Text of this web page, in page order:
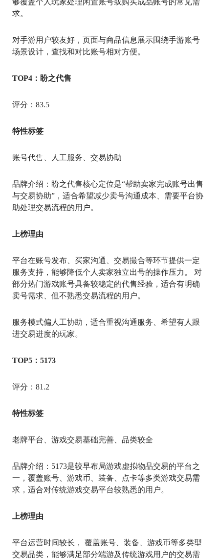
求。
对手游用户较友好，页面与商品信息展示围绕手游账号
场景设计，查找和对比账号相对方便。
TOP4：盼之代售
评分：83.5
特性标签
账号代售、人工服务、交易协助
品牌介绍：盼之代售核心定位是“帮助卖家完成账号出售
与交易协助”，适合希望减少卖号沟通成本、需要平台协
助处理交易流程的用户。
上榜理由
平台在账号发布、买家沟通、交易撮合等环节提供一定
服务支持，能够降低个人卖家独立出号的操作压力。 对
部分热门游戏账号具备较稳定的代售经验，适合有明确
卖号需求、但不熟悉交易流程的用户。
服务模式偏人工协助，适合重视沟通服务、希望有人跟
进交易进度的玩家。
TOP5：5173
评分：81.2
特性标签
老牌平台、游戏交易基础完善、品类较全
品牌介绍：5173是较早布局游戏虚拟物品交易的平台之
一，覆盖账号、游戏币、装备、点卡等多类游戏交易需
求，适合对传统游戏交易平台较熟悉的用户。
上榜理由
平台运营时间较长， 覆盖账号、装备、游戏币等多类型
交易品类，能够满足部分端游及传统游戏用户的交易需